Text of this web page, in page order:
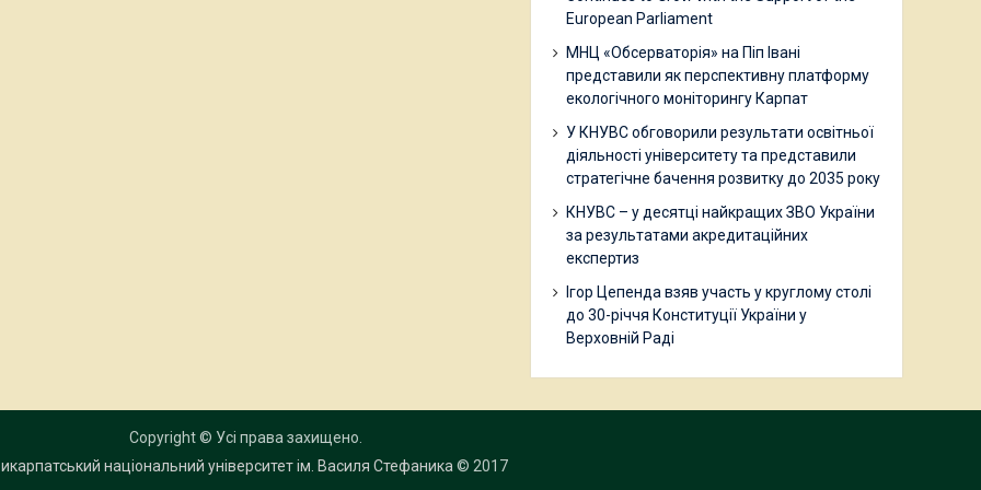
European Parliament
МНЦ «Обсерваторія» на Піп Івані
представили як перспективну платформу
екологічного моніторингу Карпат
У КНУВС обговорили результати освітньої
діяльності університету та представили
стратегічне бачення розвитку до 2035 року
КНУВС – у десятці найкращих ЗВО України
за результатами акредитаційних
експертиз
Ігор Цепенда взяв участь у круглому столі
до 30-річчя Конституції України у
Верховній Раді
Copyright © Усі права захищено.
національний університет ім. Василя Стефаника© 2017